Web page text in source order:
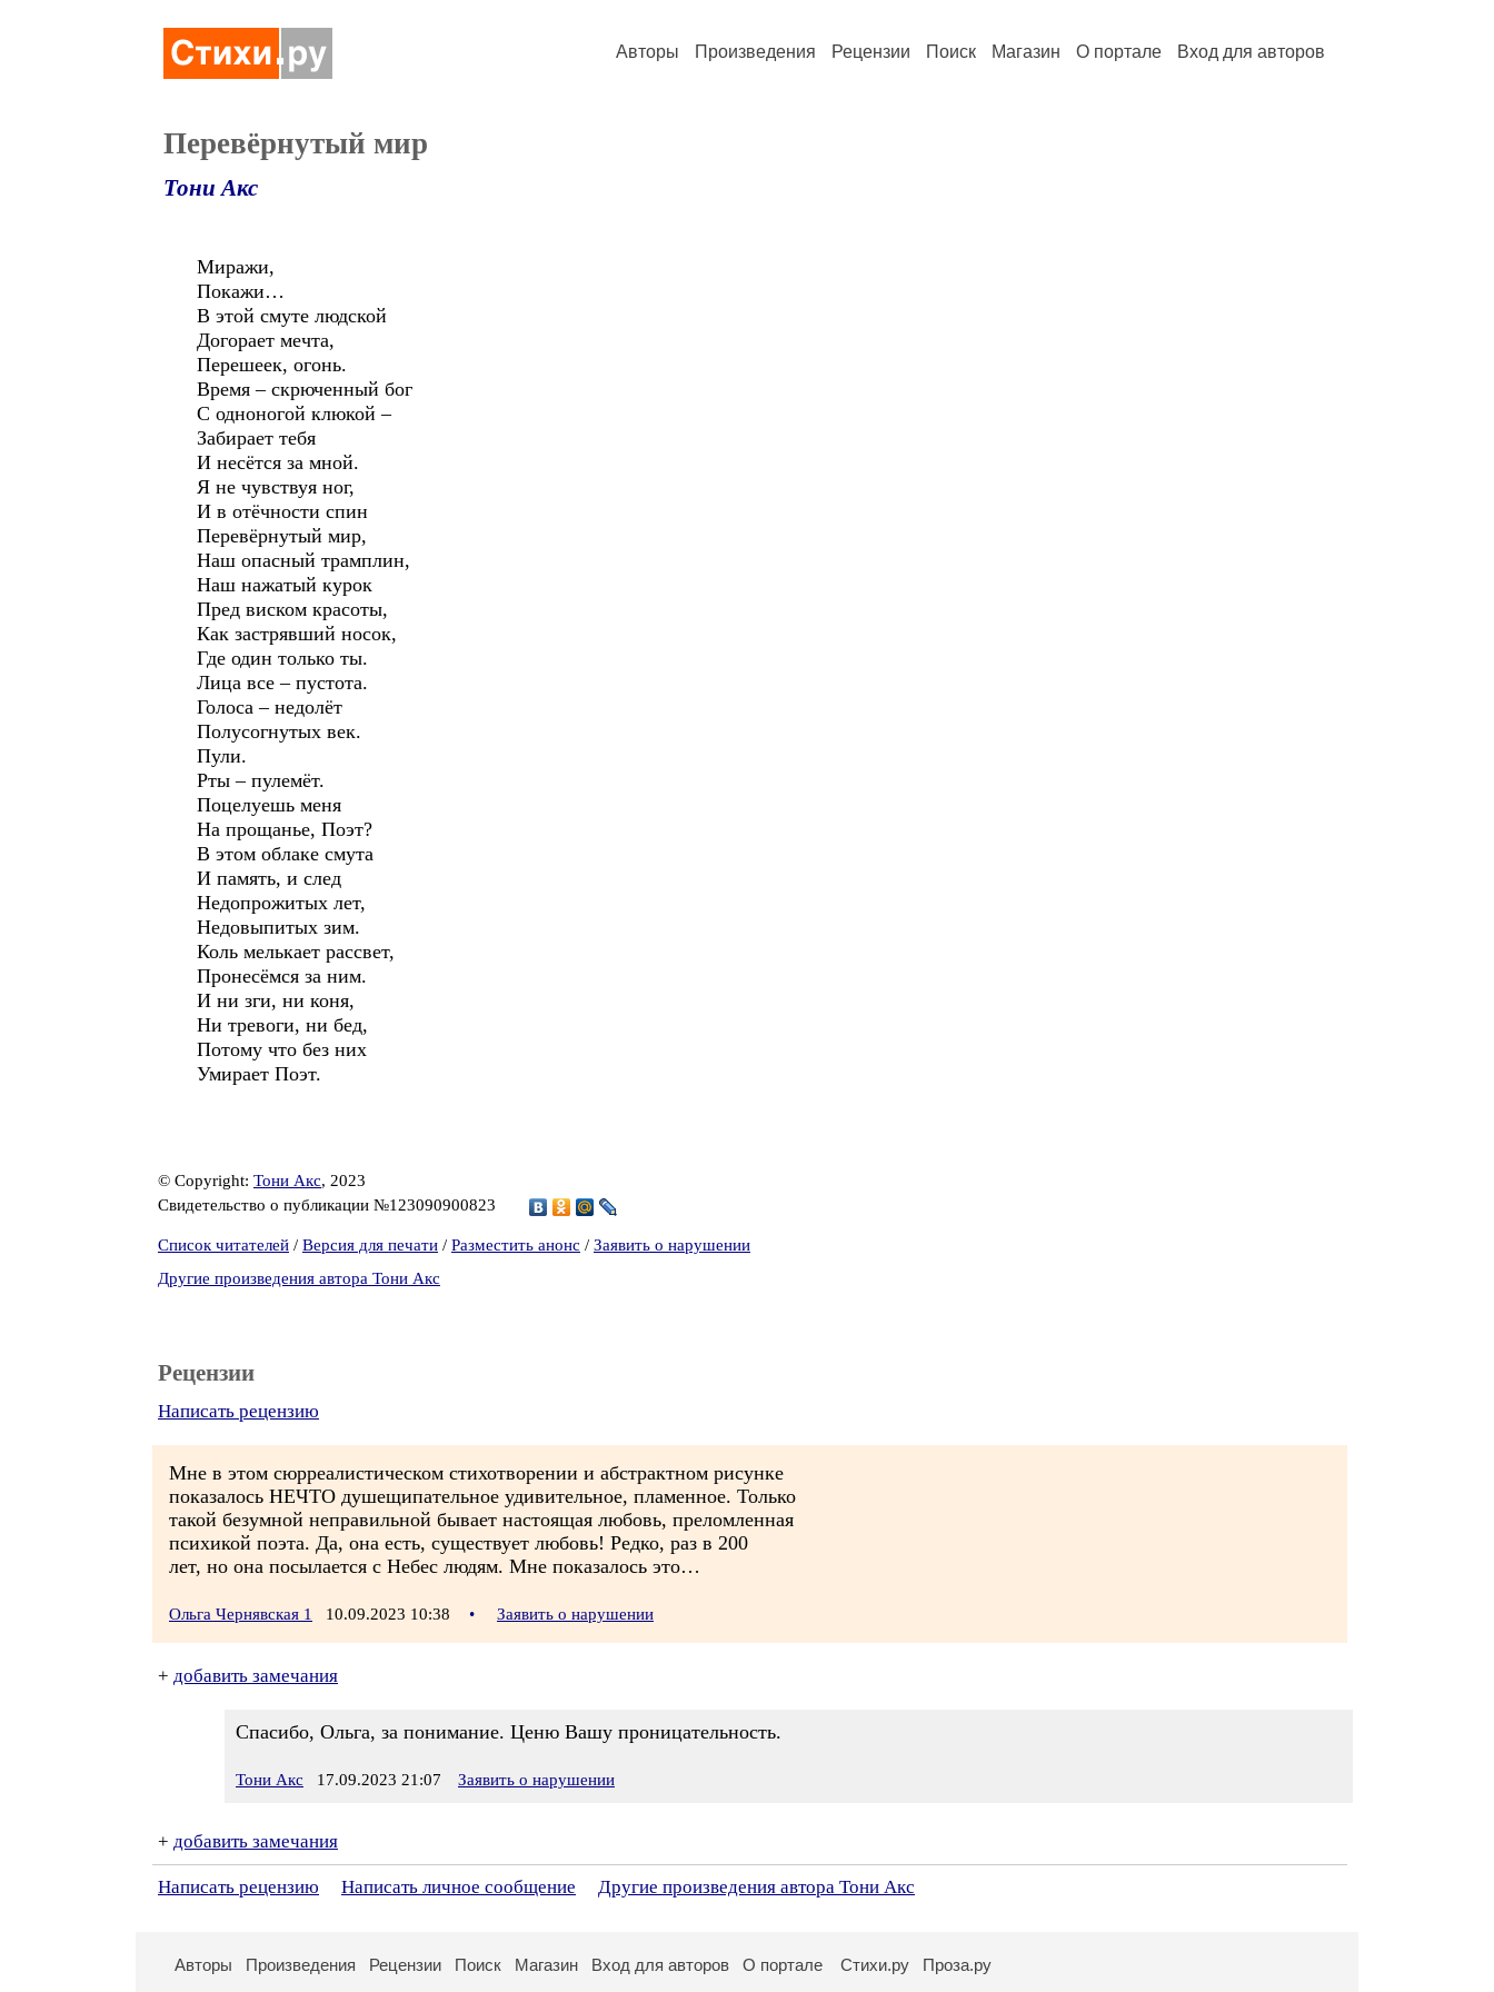
Авторы Произведения Рецензии Поиск Магазин О портале Вход для авторов
Перевёрнутый мир
Тони Акс
Миражи,
Покажи…
В этой смуте людской
Догорает мечта,
Перешеек, огонь.
Время – скрюченный бог
С одноногой клюкой –
Забирает тебя
И несётся за мной.
Я не чувствуя ног,
И в отёчности спин
Перевёрнутый мир,
Наш опасный трамплин,
Наш нажатый курок
Пред виском красоты,
Как застрявший носок,
Где один только ты.
Лица все – пустота.
Голоса – недолёт
Полусогнутых век.
Пули.
Рты – пулемёт.
Поцелуешь меня
На прощанье, Поэт?
В этом облаке смута
И память, и след
Недопрожитых лет,
Недовыпитых зим.
Коль мелькает рассвет,
Пронесёмся за ним.
И ни зги, ни коня,
Ни тревоги, ни бед,
Потому что без них
Умирает Поэт.
© Copyright: Тони Акс, 2023
Свидетельство о публикации №123090900823
Список читателей / Версия для печати / Разместить анонс / Заявить о нарушении
Другие произведения автора Тони Акс
Рецензии
Написать рецензию
Мне в этом сюрреалистическом стихотворении и абстрактном рисунке
показалось НЕЧТО душещипательное удивительное, пламенное. Только
такой безумной неправильной бывает настоящая любовь, преломленная
психикой поэта. Да, она есть, существует любовь! Редко, раз в 200
лет, но она посылается с Небес людям. Мне показалось это…
Ольга Чернявская 1 10.09.2023 10:38 • Заявить о нарушении
+ добавить замечания
Спасибо, Ольга, за понимание. Ценю Вашу проницательность.
Тони Акс 17.09.2023 21:07 Заявить о нарушении
+ добавить замечания
Написать рецензию Написать личное сообщение Другие произведения автора Тони Акс
Авторы Произведения Рецензии Поиск Магазин Вход для авторов О портале Стихи.ру Проза.ру